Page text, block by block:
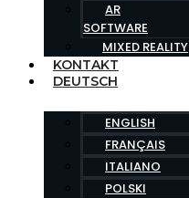
AR
SOFTWARE
MIXED REALITY
KONTAKT
DEUTSCH
ENGLISH
FRANÇAIS
ITALIANO
POLSKI